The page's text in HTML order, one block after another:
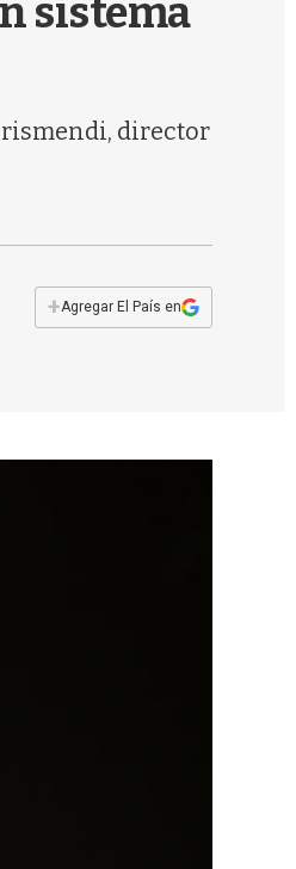
sistema
director
+Agregar El País en